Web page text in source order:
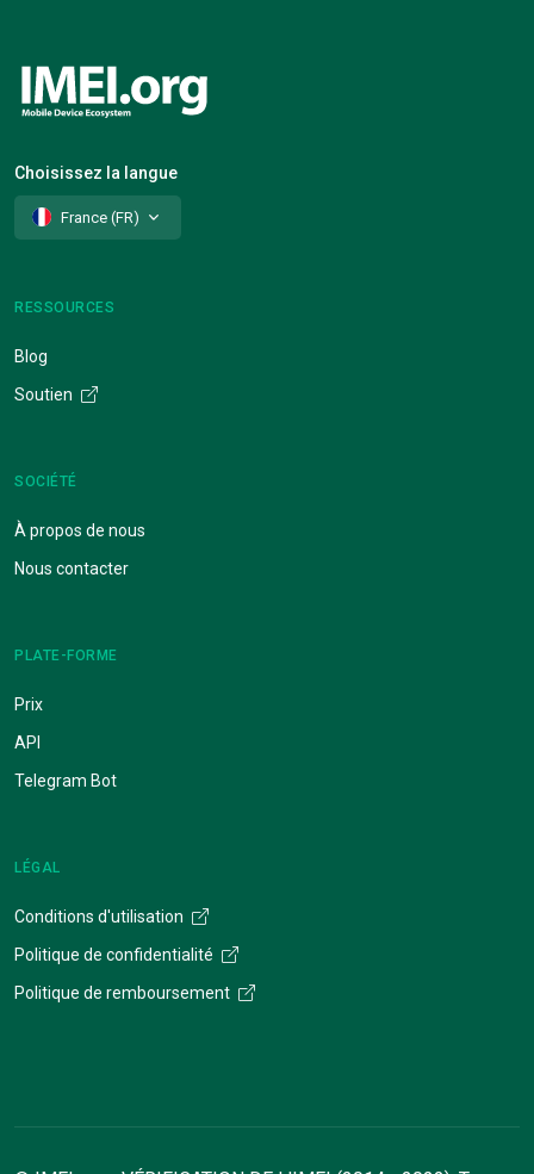
Choisissez la langue
France (FR)
RESSOURCES
Blog
Soutien
SOCIÉTÉ
À propos de nous
Nous contacter
PLATE-FORME
Prix
API
Telegram Bot
LÉGAL
Conditions d'utilisation
Politique de confidentialité
Politique de remboursement